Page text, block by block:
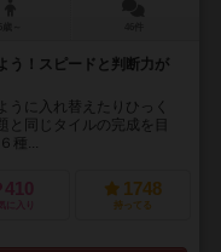
う！スピードと判断力が
うに入れ替えたりひっく
同じタイルの完成を目
種...
410
に入り
1748
持ってる